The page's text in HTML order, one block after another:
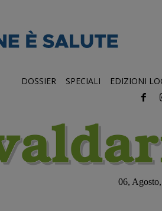
DOSSIER SPECIALI EDIZIONI
06,